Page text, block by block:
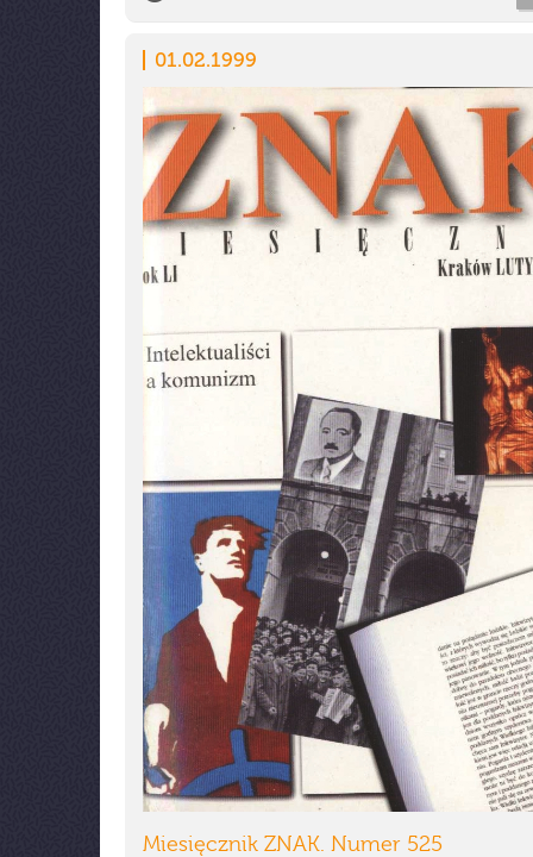
01.02.1999
Miesięcznik ZNAK. Numer 525